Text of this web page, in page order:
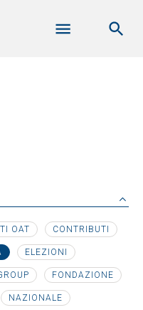
OAT CONTRIBUTI
ELEZIONI
FONDAZIONE
NAZIONALE